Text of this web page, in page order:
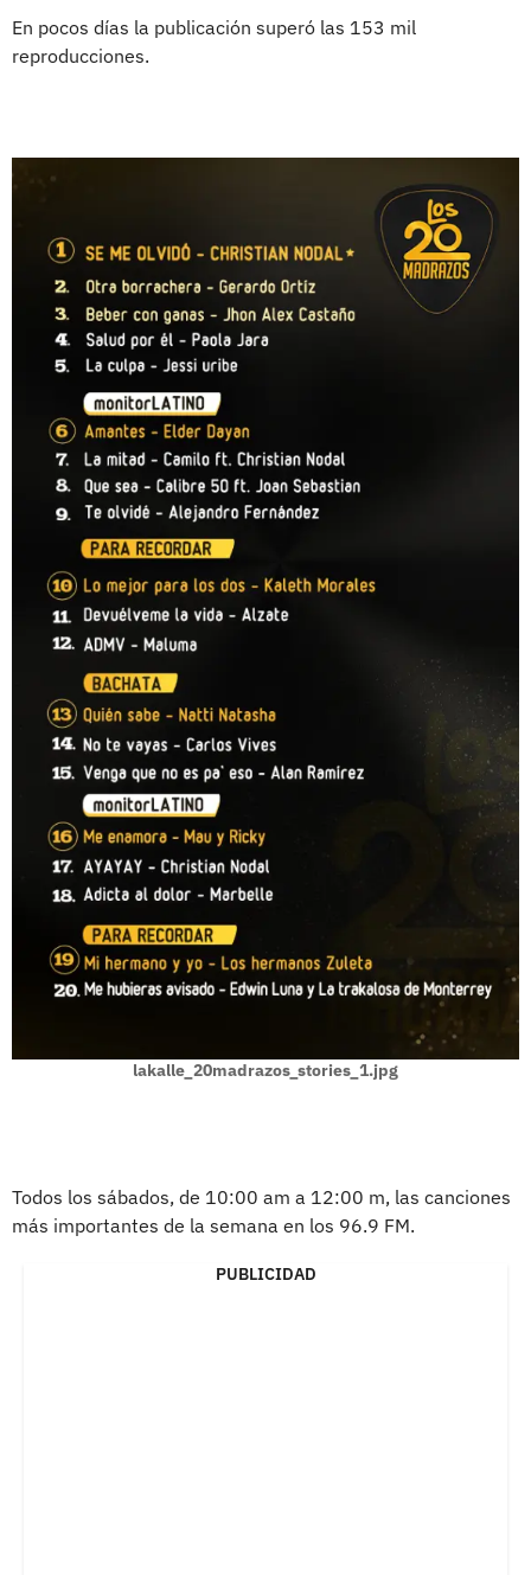
En pocos días la publicación superó las 153 mil
reproducciones.
lakalle_20madrazos_stories_1.jpg
Todos los sábados, de 10:00 am a 12:00 m, las canciones
más importantes de la semana en los 96.9 FM.
PUBLICIDAD